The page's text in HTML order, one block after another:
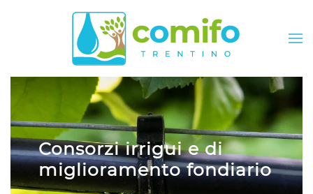
Skip to main content
Consorzi irrigui e di
miglioramento fondiario